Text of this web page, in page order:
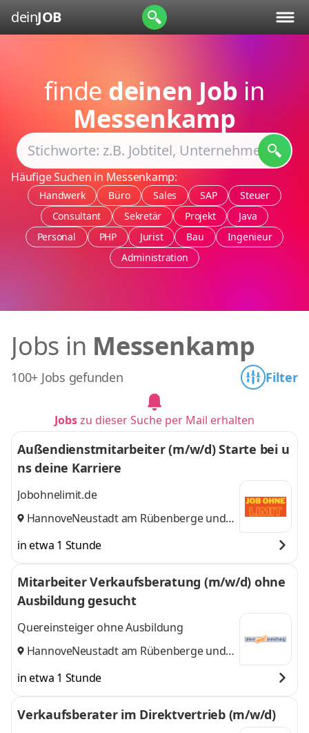
deinJOB
finde deinen Job in
Messenkamp
Häufige Suchen in Messenkamp:
Handwerk Büro Sales SAP
Steuer
Consultant
Sekretär Projekt
Java
Personal
PHP Jurist Bau
Ingenieur
Administration
Jobs in Messenkamp
100+ Jobs gefunden Filter
Jobszu dieser Suche per Mail erhalten
Außendienstmitarbeiter (m/w/d) Starte bei u
ns deine Karriere
Jobohnelimit.de
Hannover,
Neustadt am Rübenbergeund 9
in etwa 1 Stunde
Mitarbeiter Verkaufsberatung (m/w/d) ohne
Ausbildung gesucht
Quereinsteiger ohne Ausbildung
Hannover,
Neustadt am Rübenbergeund 9
in etwa 1 Stunde
Verkaufsberater im Direktvertrieb (m/w/d)